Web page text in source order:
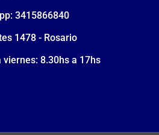
3415866840
1478 - Rosario
viernes: 8.30hs a 17hs